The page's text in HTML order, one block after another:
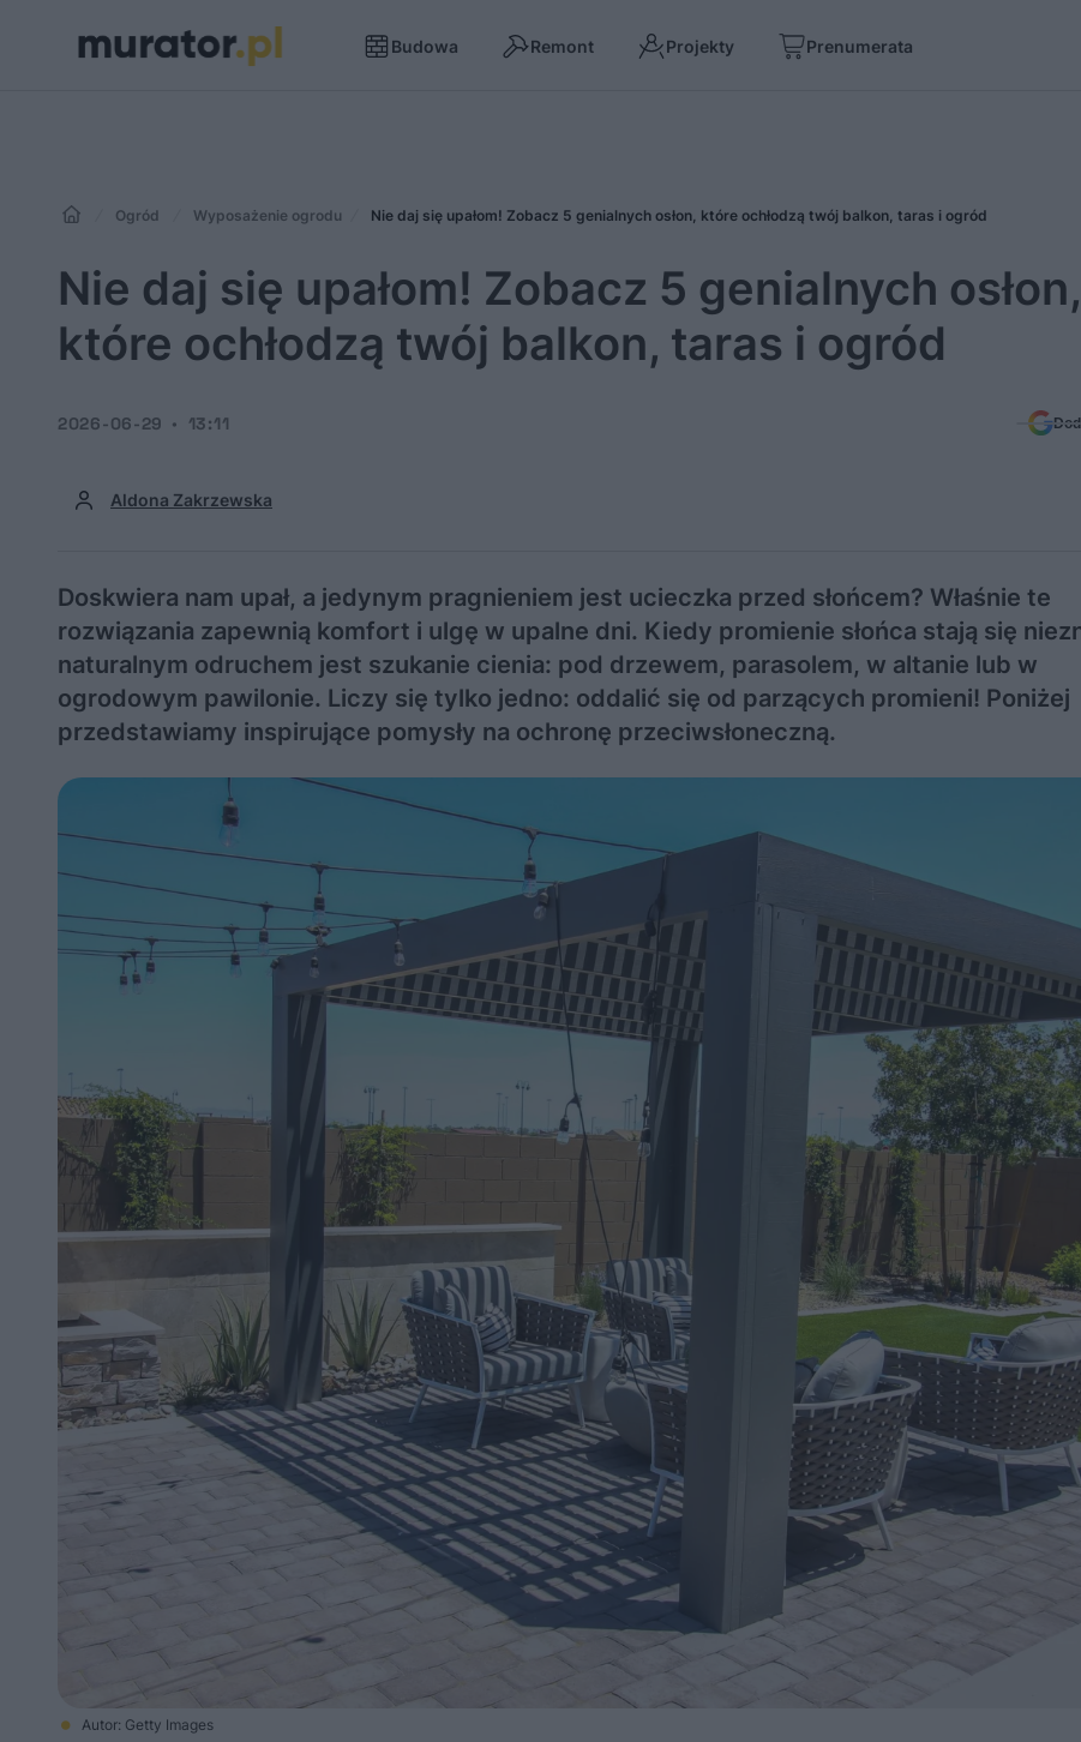
Budowa Remont Projekty Prenumerata
Ogród Wyposażenie ogrodu Nie daj się upałom! Zobacz 5 genialnych osłon, które ochłodzą twój balkon, taras i ogród
Nie daj się upałom! Zobacz 5 genialnych osłon,
które ochłodzą twój balkon, taras i ogród
Aldona Zakrzewska
2026-06-29 13:11
Doskwiera nam upał, a jedynym pragnieniem jest ucieczka przed słońcem? Właśnie te
rozwiązania zapewnią komfort i ulgę w upalne dni. Kiedy promienie słońca stają się
naturalnym odruchem jest szukanie cienia: pod drzewem, parasolem, w altanie lub w
ogrodowym pawilonie. Liczy się tylko jedno: oddalić się od parzących promieni! Poniżej
przedstawiamy inspirujące pomysły na ochronę przeciwsłoneczną.
Autor: Getty Images